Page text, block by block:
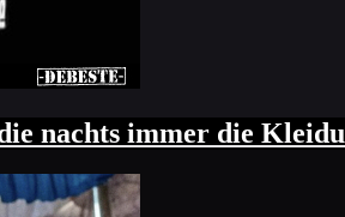
nachts immer die